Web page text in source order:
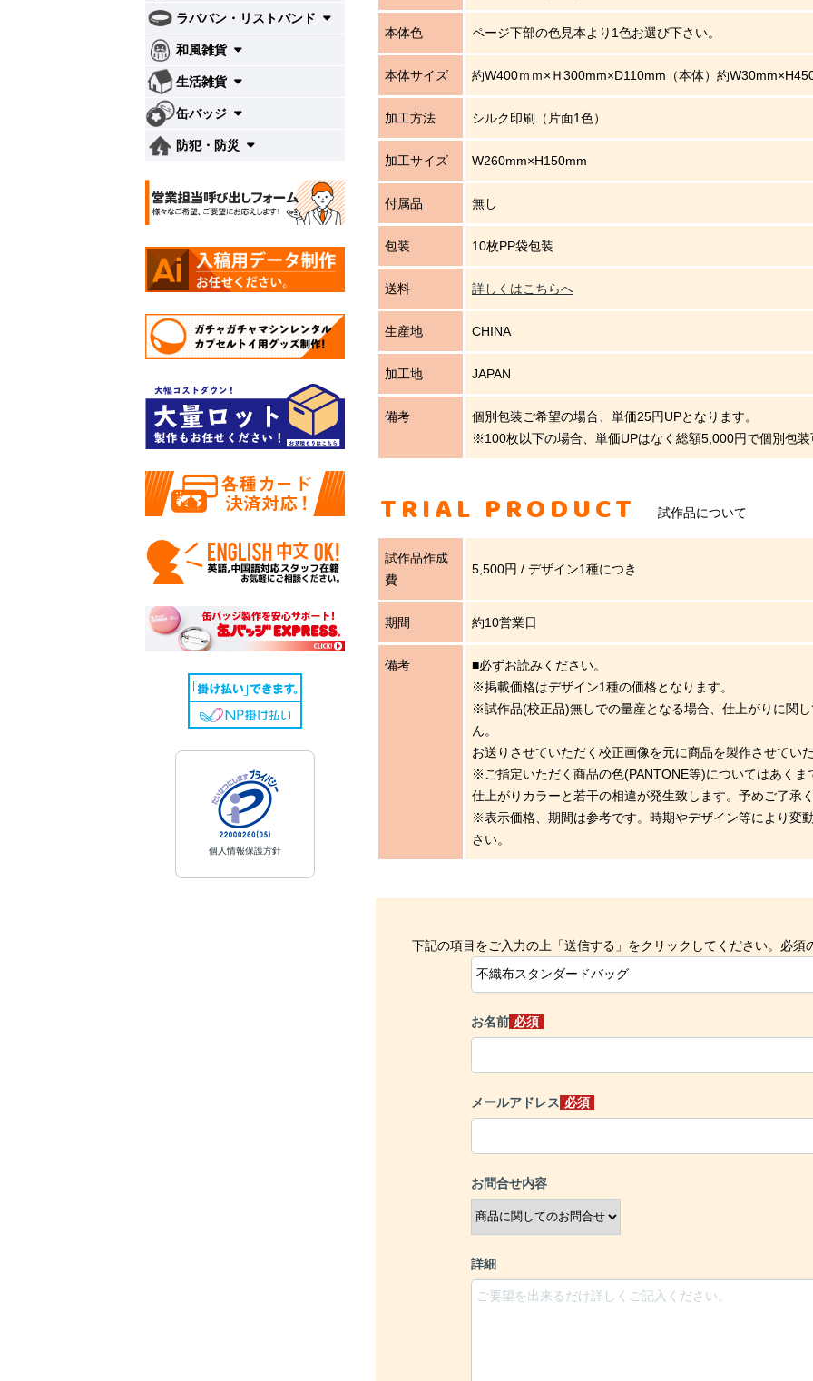
本体色 ページ下部の色見本より1色お選び下さい。
本体サイズ 約W400ｍｍ×Ｈ300mm×D110mm（本体）約
加工方法 シルク印刷（片面1色）
加工サイズ W260mm×H150mm
付属品 無し
包装 10枚PP袋包装
送料 詳しくはこちらへ
生産地 CHINA
加工地 JAPAN
備考
個別包装ご希望の場合、単価25円UPとなります。
※100枚以下の場合、単価UPはなく総額5,000円で個別包装
TRIAL PRODUCT 試作品について
試作品作成
費
5,500円 / デザイン1種につき
期間 約10営業日
備考
■必ずお読みください。
※掲載価格はデザイン1種の価格となります。
※試作品(校正品)無しでの量産となる場合、仕上がりに関
ん。
お送りさせていただく校正画像を元に商品を製作させていた
※ご指定いただく商品の色(PANTONE等)についてはあくま
仕上がりカラーと若干の相違が発生致します。予めご了承く
※表示価格、期間は参考です。時期やデザイン等により変
さい。
下記の項目をご入力の上「送信する」をクリックしてください。 必須
お名前 必須
メールアドレス 必須
お問合せ内容
詳細
ラババン・リストバンド
和風雑貨
生活雑貨
缶バッジ
防犯・防災
個人情報保護方針